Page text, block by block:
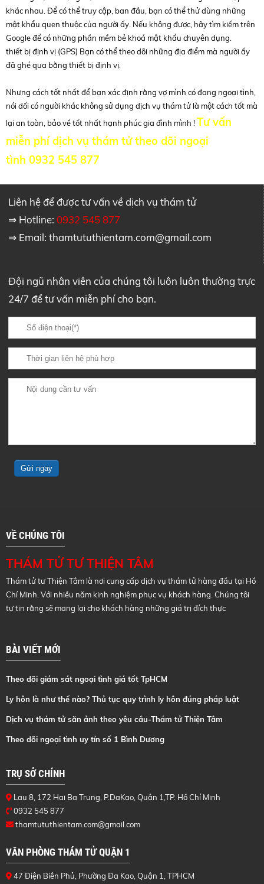
khác nhau. Để có thể truy cập, ban đầu, bạn có thể thử dùng những
mật khẩu quen thuộc của người ấy. Nếu không được, hãy tìm kiếm trên
Google để có những phần mềm bẻ khoá mật khẩu chuyên dụng.
thiết bị định vị (GPS) Bạn có thể theo dõi những địa điểm mà người ấy
đã ghé qua bằng thiết bị định vị.
Nhưng cách tốt nhất để bạn xác định rằng vợ mình có đang ngoại tình,
nói dối có người khác không sử dụng dịch vụ thám tử là một cách tốt mà
lại an toàn, bảo về tốt nhất hạnh phúc gia đình mình !Tư vấn
miễn phí dịch vụ thám tử theo dõi ngoại
tình 0932 545 877
Liên hệ để được tư vấn về dịch vụ thám tử
⇒ Hotline:0932 545 877
⇒ Email:thamtututhientam.com@gmail.com
Đội ngũ nhân viên của chúng tôi luôn luôn thường trực
24/7 để tư vấn miễn phí cho bạn.
VỀ CHÚNG TÔI
THÁM TỬ TƯ THIỆN TÂM
Thám tử tư Thiện Tâm là nơi cung cấp dịch vụ thám tử hàng đầu tại Hồ
Chí Minh. Với nhiều năm kinh nghiệm phục vụ khách hàng. Chúng tôi
tự tin rằng sẽ mang lại cho khách hàng những giá trị đích thực
BÀI VIẾT MỚI
Theo dõi giám sát ngoại tình giá tốt TpHCM
Ly hôn là như thế nào? Thủ tục quy trình ly hôn đúng pháp luật
Dịch vụ thám tử săn ảnh theo yêu cầu-Thám tử Thiện Tâm
Theo dõi ngoại tình uy tín số 1 Bình Dương
TRỤ SỞ CHÍNH
Lau 8, 172 Hai Ba Trung, P.DaKao, Quận 1,TP. Hồ Chí Minh
0932 545 877
thamtututhientam.com@gmail.com
VĂN PHÒNG THÁM TỬ QUẬN 1
47 Điện Biên Phủ, Phường Đa Kao, Quận 1, TPHCM